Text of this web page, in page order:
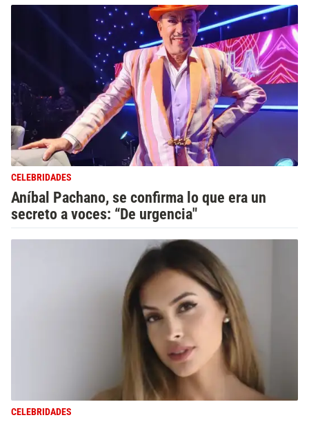
CELEBRIDADES
Aníbal Pachano, se confirma lo que era un
secreto a voces: “De urgencia"
CELEBRIDADES